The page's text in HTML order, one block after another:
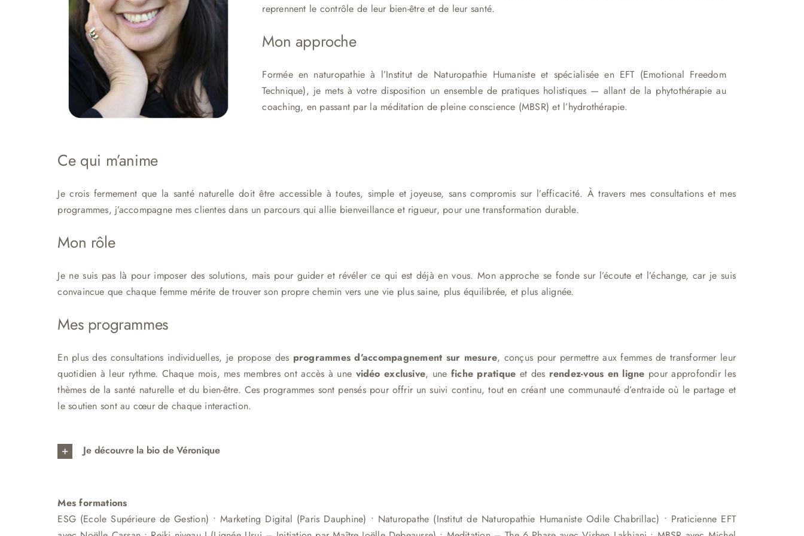
reprennent le contrôle de leur bien-être et de leur santé.
Mon approche
Formée en naturopathie à l’Institut de Naturopathie Humaniste et spécialisée en EFT (Emotional Freedom
Technique), je mets à votre disposition un ensemble de pratiques holistiques — allant de la phytothérapie au
coaching, en passant par la méditation de pleine conscience (MBSR) et l’hydrothérapie.
Ce qui m’anime
Je crois fermement que la santé naturelle doit être accessible à toutes, simple et joyeuse, sans compromis sur l’efficacité. À travers mes consultations et mes
programmes, j’accompagne mes clientes dans un parcours qui allie bienveillance et rigueur, pour une transformation durable.
Mon rôle
Je ne suis pas là pour imposer des solutions, mais pour guider et révéler ce qui est déjà en vous. Mon approche se fonde sur l’écoute et l’échange, car je suis
convaincue que chaque femme mérite de trouver son propre chemin vers une vie plus saine, plus équilibrée, et plus alignée.
Mes programmes
En plus des consultations individuelles, je propose des programmes d’accompagnement sur mesure, conçus pour permettre aux femmes de transformer leur
quotidien à leur rythme. Chaque mois, mes membres ont accès à une vidéo exclusive, une fiche pratique et des rendez-vous en ligne pour approfondir les
thèmes de la santé naturelle et du bien-être. Ces programmes sont pensés pour offrir un suivi continu, tout en créant une communauté d’entraide où le partage et
le soutien sont au cœur de chaque interaction.
Je découvre la bio de Véronique
Mes formations
ESG (Ecole Supérieure de Gestion) • Marketing Digital (Paris Dauphine) • Naturopathe (Institut de Naturopathie Humaniste Odile Chabrillac) • Praticienne EFT